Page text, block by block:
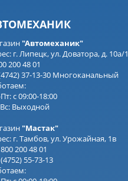
"Автомеханик"
г. Липецк, ул. Доватора, д. 10а/1
200 48 01
37-13-30 Многоканальный
с 09:00-18:00
Выходной
"Мастак"
г. Тамбов, ул. Урожайная, 1в
200 48 01
(4752) 55-73-13